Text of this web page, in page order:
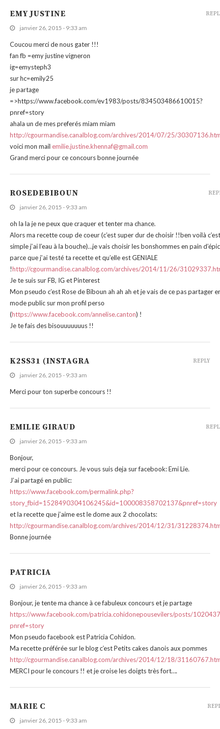
EMY JUSTINE
janvier 26, 2015 - 9:33 am
Coucou merci de nous gater !!!
fan fb =emy justine vigneron
ig=emysteph3
sur hc=emily25
je partage
=>https://www.facebook.com/ev1983/posts/834503486610015?
pnref=story
ahala un de mes preferés miam miam
http://cgourmandise.canalblog.com/archives/2014/07/25/
voici mon mail emilie.justine.khennaf@gmail.com
Grand merci pour ce concours bonne journée
ROSEDEBIBOUN
janvier 26, 2015 - 9:33 am
oh la la je ne peux que craquer et tenter ma chance.
Alors ma recette coup de coeur (c’est super dur de choisir !!ben voilà c’est
simple j’ai l’eau à la bouche)…je vais choisir les bonshommes en pain
parce que j’ai testé ta recette et qu’elle est GENIALE
!http://cgourmandise.canalblog.com/archives/2014/11/26/
Je te suis sur FB, IG et Pinterest
Mon pseudo c’est Rose de Biboun ah ah ah et je vais de ce pas partager
mode public sur mon profil perso
(https://www.facebook.com/annelise.canton) !
Je te fais des bisouuuuuuus !!
K2SS31 (INSTAGRA
janvier 26, 2015 - 9:33 am
Merci pour ton superbe concours !!
REPLY
EMILIE GIRAUD
janvier 26, 2015 - 9:33 am
Bonjour,
merci pour ce concours. Je vous suis deja sur facebook: Emi Lie.
J’ai partagé en public:
https://www.facebook.com/permalink.php?
story_fbid=1528490304106245&id=100008358702137&pnref=story
et la recette que j’aime est le dome aux 2 chocolats:
http://cgourmandise.canalblog.com/archives/2014/12/31/
Bonne journée
PATRICIA
janvier 26, 2015 - 9:33 am
Bonjour, je tente ma chance à ce fabuleux concours et je partage
https://www.facebook.com/patricia.cohidonepousevilers/posts/
pnref=story
Mon pseudo facebook est Patricia Cohidon.
Ma recette préférée sur le blog c’est Petits cakes danois aux pommes
http://cgourmandise.canalblog.com/archives/2014/12/18/
MERCI pour le concours !! et je croise les doigts très fort….
MARIE C
janvier 26, 2015 - 9:33 am